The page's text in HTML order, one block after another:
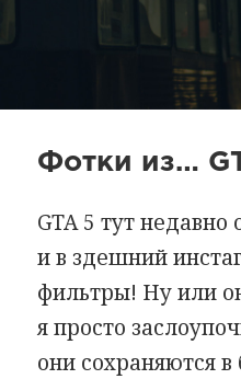
Фотки из…
GTA 5 тут недавно
и в здешний
фильтры! Ну или
я просто
они сохраняются